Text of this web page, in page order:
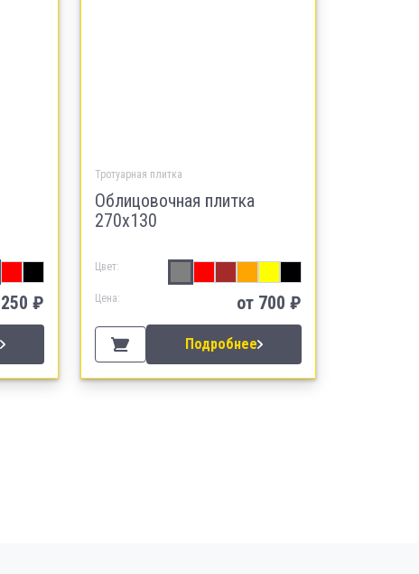
250 ₽
Тротуарная плитка
Облицовочная плитка
270х130
Цвет:
Цена: от 700 ₽
Подробнее